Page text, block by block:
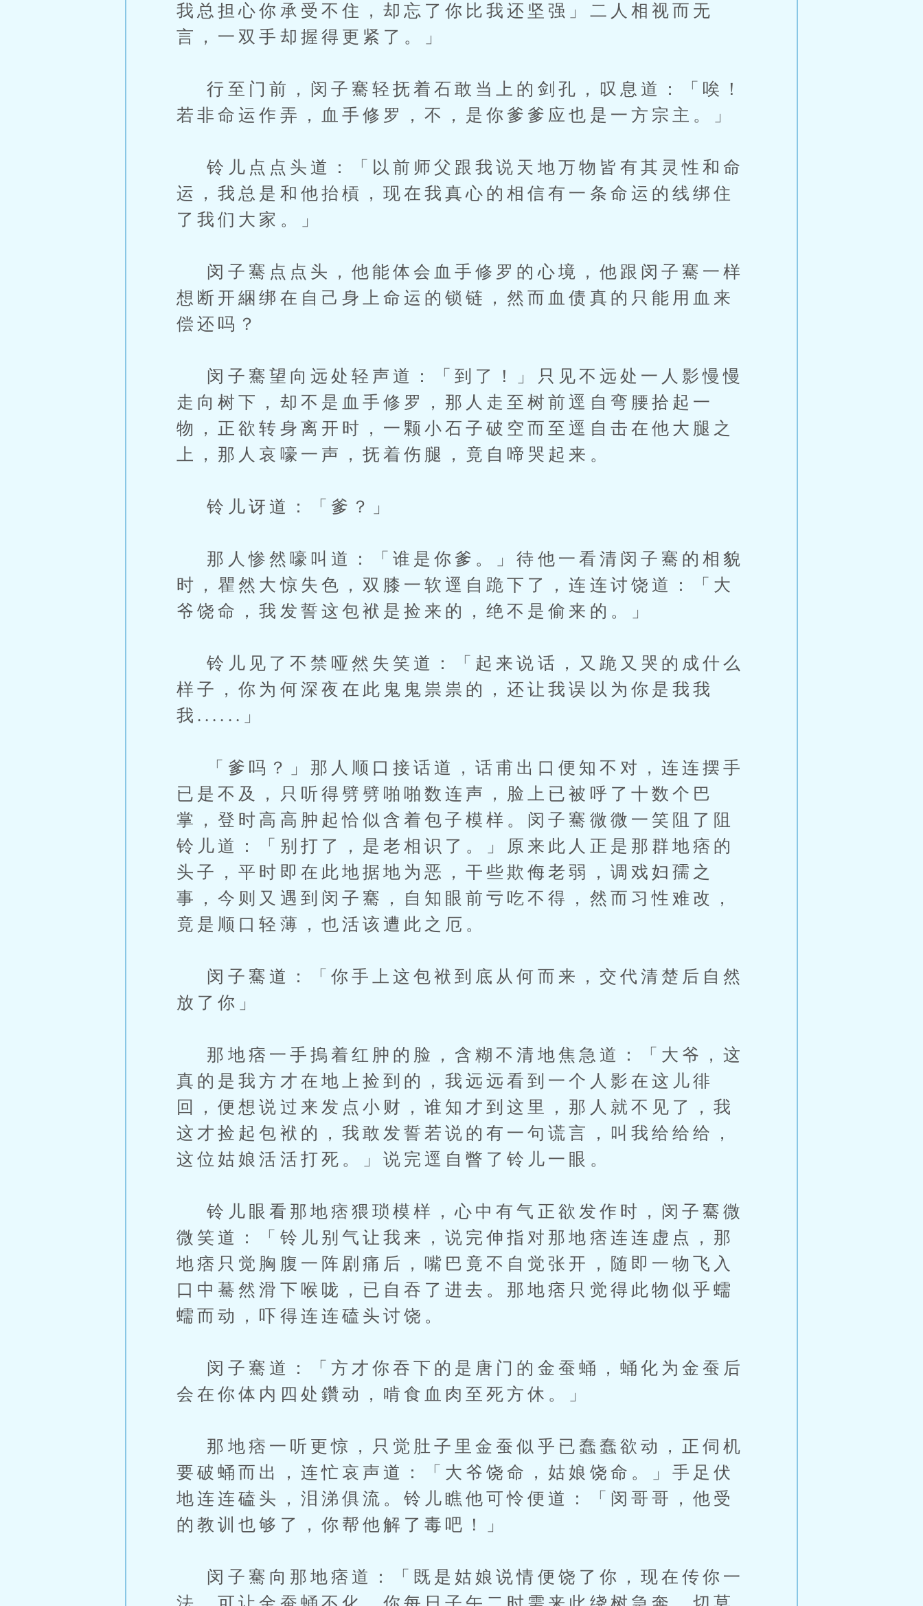
我总担心你承受不住，却忘了你比我还坚强」二人相视而无
言，一双手却握得更紧了。」
行至门前，闵子騫轻抚着石敢当上的剑孔，叹息道：「唉！
若非命运作弄，血手修罗，不，是你爹爹应也是一方宗主。」
铃儿点点头道：「以前师父跟我说天地万物皆有其灵性和命
运，我总是和他抬槓，现在我真心的相信有一条命运的线绑住
了我们大家。」
闵子騫点点头，他能体会血手修罗的心境，他跟闵子騫一样
想断开綑绑在自己身上命运的锁链，然而血债真的只能用血来
偿还吗？
闵子騫望向远处轻声道：「到了！」只见不远处一人影慢慢
走向树下，却不是血手修罗，那人走至树前逕自弯腰拾起一
物，正欲转身离开时，一颗小石子破空而至逕自击在他大腿之
上，那人哀嚎一声，抚着伤腿，竟自啼哭起来。
铃儿讶道：「爹？」
那人惨然嚎叫道：「谁是你爹。」待他一看清闵子騫的相貌
时，瞿然大惊失色，双膝一软逕自跪下了，连连讨饶道：「大
爷饶命，我发誓这包袱是捡来的，绝不是偷来的。」
铃儿见了不禁哑然失笑道：「起来说话，又跪又哭的成什么
样子，你为何深夜在此鬼鬼祟祟的，还让我误以为你是我我
我......」
「爹吗？」那人顺口接话道，话甫出口便知不对，连连摆手
已是不及，只听得劈劈啪啪数连声，脸上已被呼了十数个巴
掌，登时高高肿起恰似含着包子模样。闵子騫微微一笑阻了阻
铃儿道：「别打了，是老相识了。」原来此人正是那群地痞的
头子，平时即在此地据地为恶，干些欺侮老弱，调戏妇孺之
事，今则又遇到闵子騫，自知眼前亏吃不得，然而习性难改，
竟是顺口轻薄，也活该遭此之厄。
闵子騫道：「你手上这包袱到底从何而来，交代清楚后自然
放了你」
那地痞一手摀着红肿的脸，含糊不清地焦急道：「大爷，这
真的是我方才在地上捡到的，我远远看到一个人影在这儿徘
回，便想说过来发点小财，谁知才到这里，那人就不见了，我
这才捡起包袱的，我敢发誓若说的有一句谎言，叫我给给给，
这位姑娘活活打死。」说完逕自瞥了铃儿一眼。
铃儿眼看那地痞猥琐模样，心中有气正欲发作时，闵子騫微
微笑道：「铃儿别气让我来，说完伸指对那地痞连连虚点，那
地痞只觉胸腹一阵剧痛后，嘴巴竟不自觉张开，随即一物飞入
口中驀然滑下喉咙，已自吞了进去。那地痞只觉得此物似乎蠕
蠕而动，吓得连连磕头讨饶。
闵子騫道：「方才你吞下的是唐门的金蚕蛹，蛹化为金蚕后
会在你体内四处鑽动，啃食血肉至死方休。」
那地痞一听更惊，只觉肚子里金蚕似乎已蠢蠢欲动，正伺机
要破蛹而出，连忙哀声道：「大爷饶命，姑娘饶命。」手足伏
地连连磕头，泪涕俱流。铃儿瞧他可怜便道：「闵哥哥，他受
的教训也够了，你帮他解了毒吧！」
闵子騫向那地痞道：「既是姑娘说情便饶了你，现在传你一